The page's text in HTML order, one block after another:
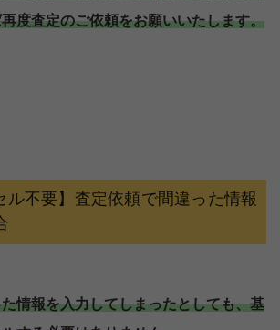
度査定のご依頼をお願いいたします。
ル不要】査定依頼で間違った情報
情報を入力してしまったとしても、基